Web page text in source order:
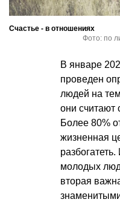
Счастье - в отношениях
Фото: по
В январе
проведен
людей на
они
Более 80%
жизненная
молодых
вторая